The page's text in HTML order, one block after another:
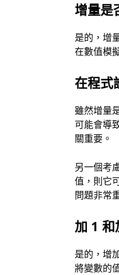
增量是
是的，增
在數值模
在程式
雖然增量
可能會導
關重要。
另一個考
值，則它
問題非常
加 1 和
是的，增
將變數的